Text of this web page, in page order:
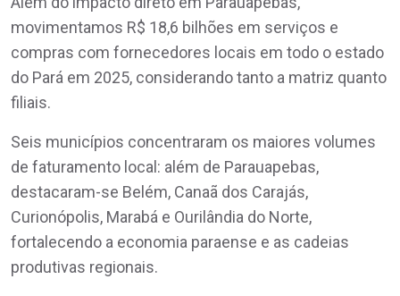
movimentamos R$ 18,6 bilhões em serviços e
compras com fornecedores locais em todo o estado
do Pará em 2025, considerando tanto a matriz quanto
filiais.
Seis municípios concentraram os maiores volumes
de faturamento local: além de Parauapebas,
destacaram-se Belém, Canaã dos Carajás,
Curionópolis, Marabá e Ourilândia do Norte,
fortalecendo a economia paraense e as cadeias
produtivas regionais.